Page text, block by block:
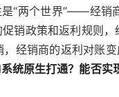
“两个世界”——经销
销政策和返利规则
经销商的返利对账变
统原生打通？能否